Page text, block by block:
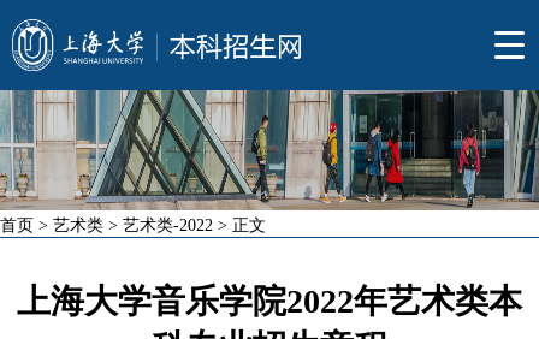
首页 > 艺术类 > 艺术类-2022 > 正文
上海大学音乐学院2022年艺术类本